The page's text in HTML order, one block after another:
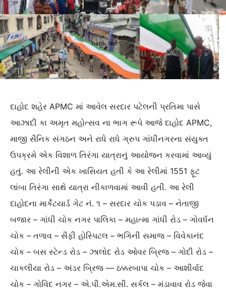
દાહોદ શહેર APMC માં આવેલ સરદાર પટેલની પ્રતિમા પાસે
આઝાદી કા અમૃત મહોત્સવ ના ભાગ રૂપે આજે દાહોદ APMC,
માજી સૈનિક સંગઠન અને રાધે રાધે ગ્રુપ ગાંધીનગરના સંયુક્ત
ઉપક્રમે એક વિશાળ તિરંગા યાત્રાનું આયોજન કરવામાં આવ્યું
હતું. આ રેલીની એક ખાસિયત હતી કે આ રેલીમાં 1551 ફૂટ
લાંબા તિરંગા સાથે યાત્રા નીકાળવામાં આવી હતી. આ રેલી
દાહોદના માર્કેટયાર્ડ ગેટ નં. ૧ – સરદાર ચોક પડાવ – નેતાજી
બજાર – ગાંધી ચોક નગર પાલિકા – મહાત્મા ગાંધી રોડ – ગોવર્ધન
ચોક – તળાવ – સૈફી હોસ્પિટલ – ભગિની સમાજ – વિવેકાનંદ
ચોક – બસ સ્ટેન્ડ રોડ – ઝાલોદ રોડ ઓવર બ્રિજ – ગોદી રોડ –
ચાકલીયા રોડ – અંડર બ્રિજ — ઠક્કરબાપા ચોક – આશીર્વાદ
ચોક – ગોવિંદ નગર – એ.પી.એમ.સી. સર્કલ – મંડાવાવ રોડ જેવા